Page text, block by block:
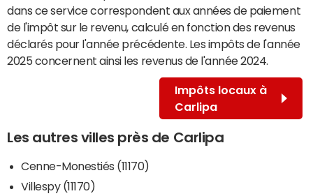
dans ce service correspondent aux années de paiement
de l'impôt sur le revenu, calculé en fonction des revenus
déclarés pour l'année précédente. Les impôts de l'année
2025 concernent ainsi les revenus de l'année 2024.
Impôts locaux à
Carlipa
Les autres villes près de Carlipa
Cenne-Monestiés (11170)
Villespy (11170)